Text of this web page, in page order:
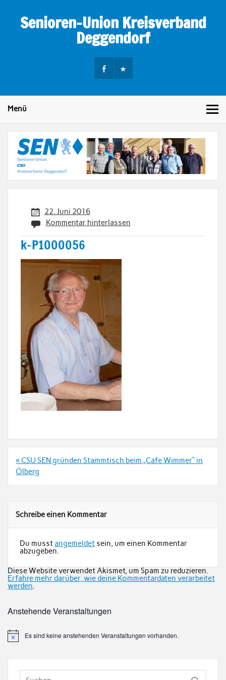
contentSenioren-Union Kreisverband
Deggendorf
Menü
22. Juni 2016
Kommentar hinterlassen
k-P1000056
Beitrags-
Navigation
« CSU SEN gründen Stammtisch beim „Cafe Wimmer“ in
Ölberg
Schreibe einen Kommentar
Du musstangemeldetsein, um einen Kommentar
abzugeben.
Diese Website verwendet Akismet, um Spam zu reduzieren.
Erfahre mehr darüber, wie deine Kommentardaten verarbeitet
werden.
Anstehende Veranstaltungen
Es sind keine anstehenden Veranstaltungen vorhanden.